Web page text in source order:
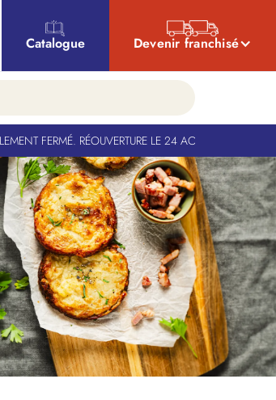
Catalogue Devenir franchisé
FERMÉ. RÉOUVERTURE LE 24 AOÛT-BANQUIZ EST